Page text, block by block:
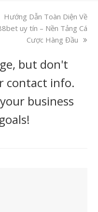
next
post:
Hướng Dẫn Toàn Diện Về
uy tín – Nền Tảng Cá
Cược Hàng Đầu
but don't
contact info.
business